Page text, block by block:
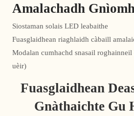
Amalachadh
Siostaman solais LED leabaithe
Fuasglaidhean riaghlaidh càbaill
Modalan cumhachd snasail
uèir)
Fuasglaidhean
Gnàthaichte Gu